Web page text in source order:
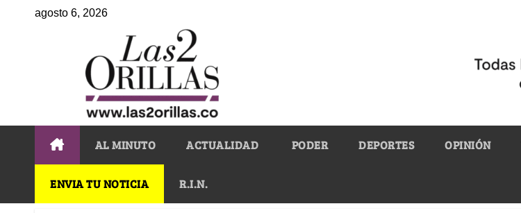
agosto 6, 2026
AL MINUTO ACTUALIDAD PODER DEPORTES OPINIÓN
ENVIA TU NOTICIA R.I.N.